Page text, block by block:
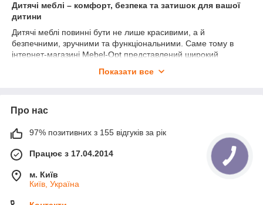
Дитячі меблі – комфорт, безпека та затишок для вашої
дитини
Дитячі меблі повинні бути не лише красивими, а й
безпечними, зручними та функціональними. Саме тому в
інтернет-магазині Mebel-Opt представлений широкий
допоможуть створити комфортний простір для навчання,
різного віку: дитячі стільці, крісла, столи, парти та інші меблі
якісних матеріалів, відрізняються надійністю, ергономічністю
та сучасним дизайном.
Правильно підібрані меблі для дитячої кімнати сприяють
формуванню правильної постави, забезпечують комфорт під
час занять та допомагають організувати особистий простір
Показати все
Про нас
97% позитивних з 155 відгуків за рік
Працює з 17.04.2014
м. Київ
Київ, Україна